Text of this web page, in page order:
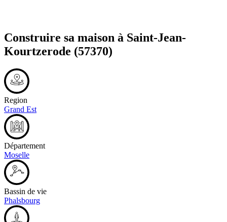
Construire sa maison à Saint-Jean-
Kourtzerode (57370)
Region
Grand Est
Département
Moselle
Bassin de vie
Phalsbourg